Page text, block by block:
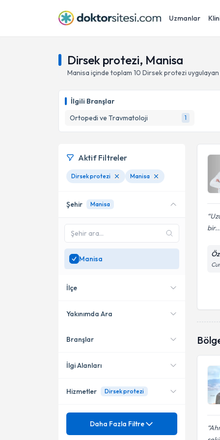
Uzmanlar
Dirsek protezi, Manisa
Manisa içinde toplam 10 Dirsek protezi
İlgili Branşlar
Ortopedi ve Travmatoloji
1
bir...
Aktif Filtreler
Dirsek protezi Manisa
Şehir Manisa
Manisa
İlçe
Salihli
Yakınımda Ara
Konumuma yakın uzmanları
Branşlar
Ortopedi ve Travmatoloji
İlgi Alanları
Ayak Bileği Kireçlenme
Hizmetler Dirsek protezi
Mezuniyet
Daha Fazla Filtre